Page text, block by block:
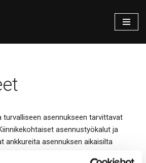
turvalliseen asennukseen tarvittavat
asennustyökalut ja
ankkureita asennuksen aikaisilta